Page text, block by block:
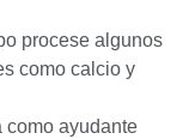
procese algunos
como calcio y
como ayudante